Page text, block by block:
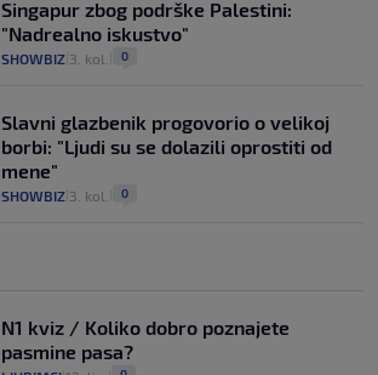
Singapur zbog podrške Palestini:
"Nadrealno iskustvo"
SHOWBIZ 3. kol. 0
Slavni glazbenik progovorio o velikoj
borbi: "Ljudi su se dolazili oprostiti od
mene"
SHOWBIZ 3. kol. 0
N1 kviz / Koliko dobro poznajete
pasmine pasa?